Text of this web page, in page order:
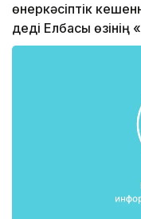
өнеркәсіптік
деді Елбасы